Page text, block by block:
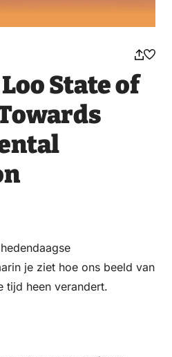
State of
je ziet hoe ons beeld van
tijd heen verandert.